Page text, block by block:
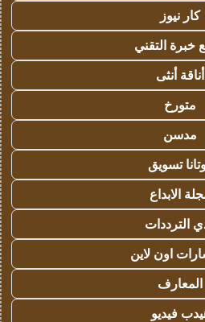
كار نيوز
خبرة التقني
أناقة أنثى
متورخ
مدسن
تسويق
الابداع
الترددات
اون لاين
المعارف
فيديو